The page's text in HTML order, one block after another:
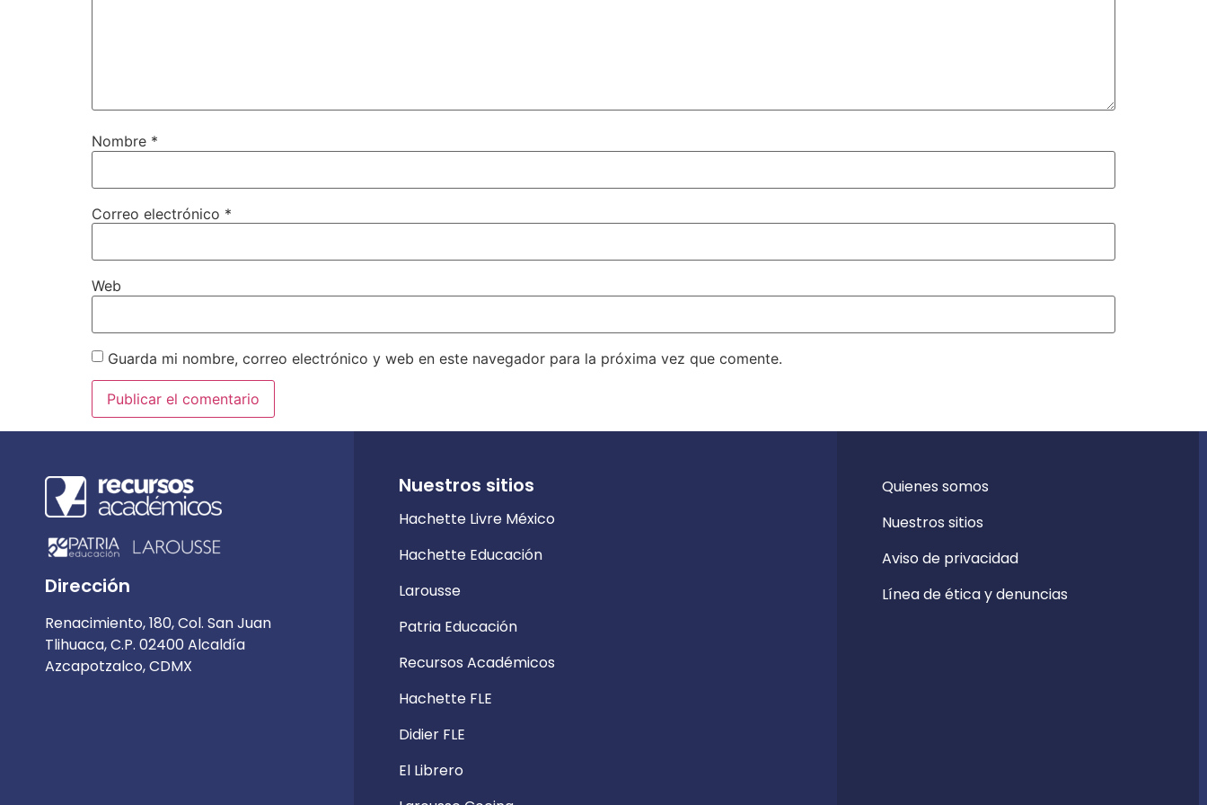
Nombre *
Correo electrónico *
Web
Guarda mi nombre, correo electrónico y web en este navegador para la próxima vez que comente.
Dirección
Renacimiento, 180, Col. San Juan
Tlihuaca, C.P. 02400 Alcaldía
Azcapotzalco, CDMX
Nuestros sitios
Hachette Livre México
Hachette Educación
Larousse
Patria Educación
Recursos Académicos
Hachette FLE
Didier FLE
El Librero
Quienes somos
Nuestros sitios
Aviso de privacidad
Línea de ética y denuncias